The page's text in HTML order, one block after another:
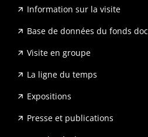
Information sur la visite
Base de données du fonds
Visite en groupe
La ligne du temps
Expositions
Presse et publications